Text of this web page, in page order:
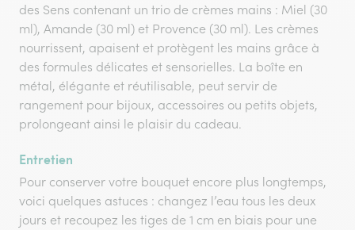
des Sens contenant un trio de crèmes mains : Miel (30
ml), Amande (30 ml) et Provence (30 ml). Les crèmes
nourrissent, apaisent et protègent les mains grâce à
des formules délicates et sensorielles. La boîte en
métal, élégante et réutilisable, peut servir de
rangement pour bijoux, accessoires ou petits objets,
prolongeant ainsi le plaisir du cadeau.
Entretien
Pour conserver votre bouquet encore plus longtemps,
voici quelques astuces : changez l’eau tous les deux
jours et recoupez les tiges de 1 cm en biais pour une